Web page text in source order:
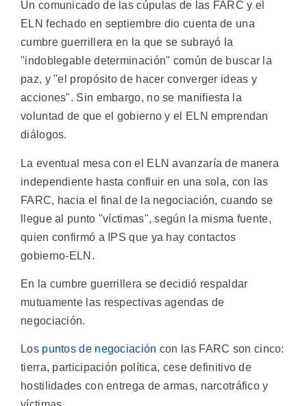
Un comunicado de las cúpulas de las FARC y el
ELN fechado en septiembre dio cuenta de una
cumbre guerrillera en la que se subrayó la
"indoblegable determinación" común de buscar la
paz, y "el propósito de hacer converger ideas y
acciones". Sin embargo, no se manifiesta la
voluntad de que el gobierno y el ELN emprendan
diálogos.
La eventual mesa con el ELN avanzaría de manera
independiente hasta confluir en una sola, con las
FARC, hacia el final de la negociación, cuando se
llegue al punto "víctimas", según la misma fuente,
quien confirmó a IPS que ya hay contactos
gobierno-ELN.
En la cumbre guerrillera se decidió respaldar
mutuamente las respectivas agendas de
negociación.
Los puntos de negociación con las FARC son cinco:
tierra, participación política, cese definitivo de
hostilidades con entrega de armas, narcotráfico y